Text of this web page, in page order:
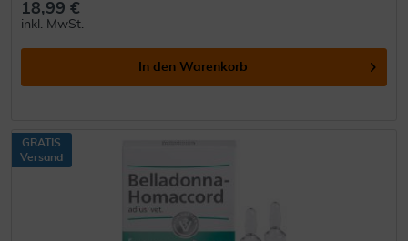
18,99 €
inkl. MwSt.
In den Warenkorb
GRATIS
Versand